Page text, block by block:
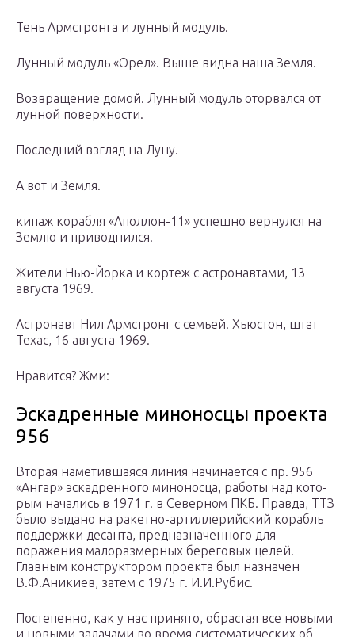
Тень Армстронга и лунный модуль.
Лунный модуль «Орел». Выше видна наша Земля.
Возвращение домой. Лунный модуль оторвался от
лунной поверхности.
Последний взгляд на Луну.
А вот и Земля.
кипаж корабля «Аполлон-11» успешно вернулся на
Землю и приводнился.
Жители Нью-Йорка и кортеж с астронавтами, 13
августа 1969.
Астронавт Нил Армстронг с семьей. Хьюстон, штат
Техас, 16 августа 1969.
Нравится? Жми:
Эскадренные миноносцы проекта
956
Вторая наметившаяся линия начинается с пр. 956
«Ангар» эскадренного миноносца, работы над кото­
рым начались в 1971 г. в Северном ПКБ. Правда, ТТЗ
было выдано на ракетно-артиллерийский корабль
под­держки десанта, предназначенного для
поражения ма­лоразмерных береговых целей.
Главным конструкто­ром проекта был назначен
В.Ф.Аникиев, затем с 1975 г. И.И.Рубис.
Постепенно, как у нас принято, обрастая все новы­ми
и новыми задачами во время систематических об­